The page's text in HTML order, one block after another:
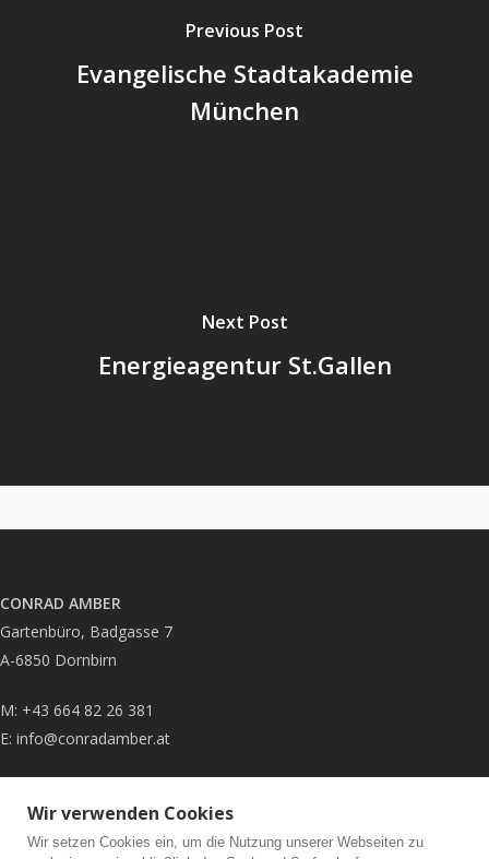
Previous Post
Evangelische Stadtakademie
München
Next Post
Energieagentur St.Gallen
CONRAD AMBER
Gartenbüro, Badgasse 7
A-6850 Dornbirn
M: +43 664 82 26 381
E: info@conradamber.at
Wir verwenden Cookies
Wir setzen Cookies ein, um die Nutzung unserer Webseiten zu